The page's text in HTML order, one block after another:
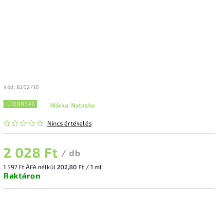
Kód: 8202/10
ÚJDONSÁG
Nincs értékelés
Márka: Natasha
2 028 Ft / db
1 597 Ft ÁFA nélkül 202,80 Ft / 1 ml
Raktáron